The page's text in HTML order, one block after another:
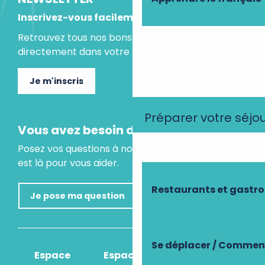
Préparer votre
Restaurants et
Se déplacer /
Inscrivez-vous facilement
Retrouvez tous nos bons plans et idées séjours
directement dans votre boite mail.
Je m'inscris
Vous avez besoin d'un conseil ?
Posez vos questions à notre assistant virtuel, il
est là pour vous aider.
Je pose ma question
Espace
Espace
Comment venir